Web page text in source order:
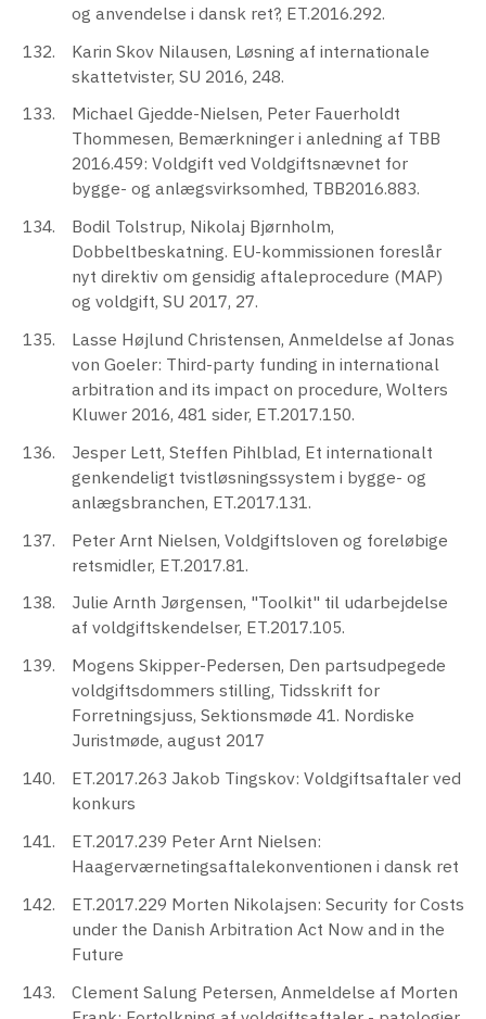
og anvendelse i dansk ret?, ET.2016.292.
Karin Skov Nilausen, Løsning af internationale
skattetvister, SU 2016, 248.
Michael Gjedde-Nielsen, Peter Fauerholdt
Thommesen, Bemærkninger i anledning af TBB
2016.459: Voldgift ved Voldgiftsnævnet for
bygge- og anlægsvirksomhed, TBB2016.883.
Bodil Tolstrup, Nikolaj Bjørnholm,
Dobbeltbeskatning. EU-kommissionen foreslår
nyt direktiv om gensidig aftaleprocedure (MAP)
og voldgift, SU 2017, 27.
Lasse Højlund Christensen, Anmeldelse af Jonas
von Goeler: Third-party funding in international
arbitration and its impact on procedure, Wolters
Kluwer 2016, 481 sider, ET.2017.150.
Jesper Lett, Steffen Pihlblad, Et internationalt
genkendeligt tvistløsningssystem i bygge- og
anlægsbranchen, ET.2017.131.
Peter Arnt Nielsen, Voldgiftsloven og foreløbige
retsmidler, ET.2017.81.
Julie Arnth Jørgensen, "Toolkit" til udarbejdelse
af voldgiftskendelser, ET.2017.105.
Mogens Skipper-Pedersen, Den partsudpegede
voldgiftsdommers stilling, Tidsskrift for
Forretningsjuss, Sektionsmøde 41. Nordiske
Juristmøde, august 2017
ET.2017.263 Jakob Tingskov: Voldgiftsaftaler ved
konkurs
ET.2017.239 Peter Arnt Nielsen:
Haagerværnetingsaftalekonventionen i dansk ret
ET.2017.229 Morten Nikolajsen: Security for Costs
under the Danish Arbitration Act Now and in the
Future
Clement Salung Petersen, Anmeldelse af Morten